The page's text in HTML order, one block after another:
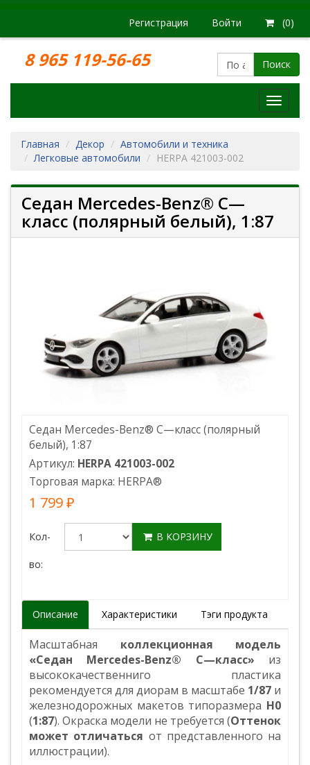
Регистрация Войти (0)
8 965 119-56-65 Поиск
Модели
Главная
Декор
Автомобили и техника
Легковые автомобили
HERPA 421003-002
Седан Mercedes-Benz® C—
класс (полярный белый), 1:87
Седан Mercedes-Benz® C—класс (полярный
белый), 1:87
Артикул: HERPA 421003-002
Торговая марка: HERPA®
1 799 ₽
Кол-
во:
В КОРЗИНУ
Описание Характеристики Тэги продукта
Масштабная коллекционная модель
«Седан Mercedes-Benz® C—класс» из
высококачественниго пластика
рекомендуется для диорам в масштабе 1/87 и
железнодорожных макетов типоразмера Н0
(1:87). Окраска модели не требуется (Оттенок
может отличаться от представленного на
иллюстрации).